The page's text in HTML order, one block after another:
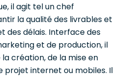
il agit tel un chef
la qualité des livrables et
des délais. Interface des
et de production, il
création, de la mise en
internet ou mobiles. Il